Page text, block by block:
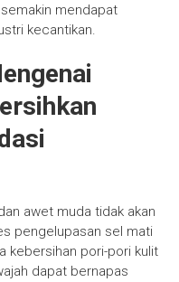
mendapat
kecantikan.
awet muda tidak akan
pengelupasan sel mati
kebersihan pori-pori kulit
dapat bernapas